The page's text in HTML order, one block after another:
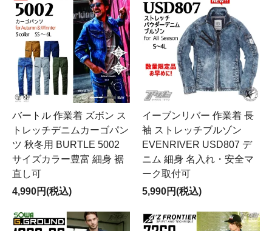
バートル 作業着 ズボン ス
トレッチデニムカーゴパン
ツ 秋冬用 BURTLE 5002
サイズカラー豊富 細身 裾
直し可
4,990円(税込)
イーブンリバー 作業着 長
袖 ストレッチブルゾン
EVENRIVER USD807 デ
ニム 細身 名入れ・安全マ
ーク取付可
5,990円(税込)